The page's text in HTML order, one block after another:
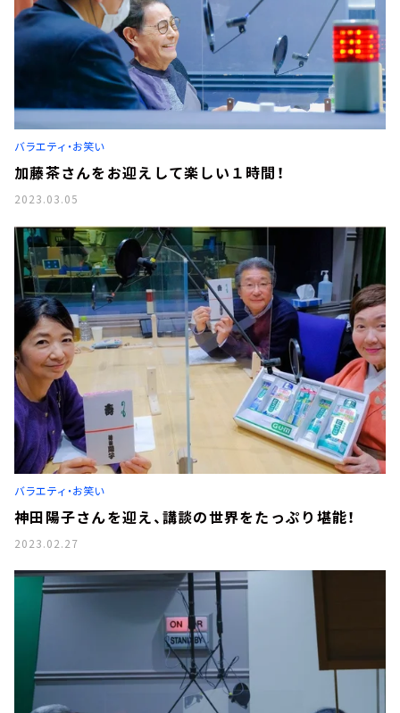
バラエティ・お笑い
加藤茶さんをお迎えして楽しい１時間！
2023.03.05
バラエティ・お笑い
神田陽子さんを迎え、講談の世界をたっぷり堪能！
2023.02.27